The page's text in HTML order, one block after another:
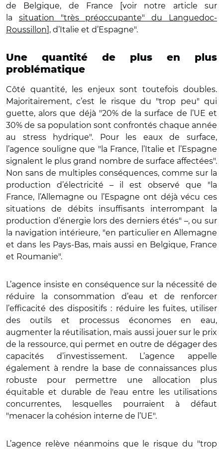
de Belgique, de France [voir notre article sur
la situation "très préoccupante" du Languedoc-
Roussillon], d’Italie et d’Espagne".
Une quantité de plus en plus
problématique
Côté quantité, les enjeux sont toutefois doubles.
Majoritairement, c’est le risque du "trop peu" qui
guette, alors que déjà "20% de la surface de l’UE et
30% de sa population sont confrontés chaque année
au stress hydrique". Pour les eaux de surface,
l’agence souligne que "la France, l’Italie et l’Espagne
signalent le plus grand nombre de surface affectées".
Non sans de multiples conséquences, comme sur la
production d’électricité – il est observé que "la
France, l’Allemagne ou l’Espagne ont déjà vécu ces
situations de débits insuffisants interrompant la
production d’énergie lors des derniers étés" –, ou sur
la navigation intérieure, "en particulier en Allemagne
et dans les Pays-Bas, mais aussi en Belgique, France
et Roumanie".
L’agence insiste en conséquence sur la nécessité de
réduire la consommation d’eau et de renforcer
l’efficacité des dispositifs : réduire les fuites, utiliser
des outils et processus économes en eau,
augmenter la réutilisation, mais aussi jouer sur le prix
de la ressource, qui permet en outre de dégager des
capacités d’investissement. L’agence appelle
également à rendre la base de connaissances plus
robuste pour permettre une allocation plus
équitable et durable de l'eau entre les utilisations
concurrentes, lesquelles pourraient à défaut
"menacer la cohésion interne de l’UE".
L’agence relève néanmoins que le risque du "trop